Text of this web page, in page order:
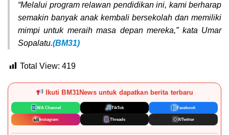
“Melalui program relawan pendidikan ini, kami berharap
semakin banyak anak kembali bersekolah dan memiliki
mimpi untuk meraih masa depan mereka,” kata Umar
Sopalatu.(BM31)
Total View: 419
Ikuti BM31News untuk dapatkan berita terbaru
WA Channel TikTok Facebook
Instagram Threads X/Twitter